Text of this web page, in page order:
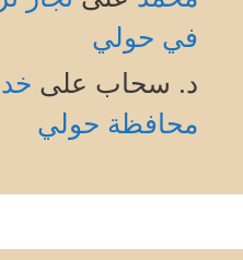
في حولي
د. سحاب على
محافظة حولي